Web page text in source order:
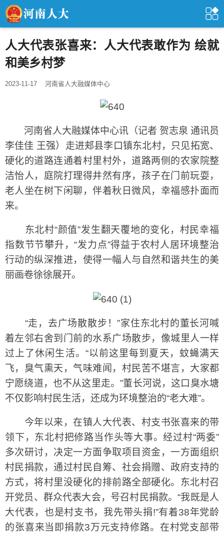
人大代表张喜来：人大代表敢作为 绘就
和美乡村梦
2023-11-17 河南省人大融媒体中心
河南省人大融媒体中心讯（记者 贺志泉 通讯员
李佳佳 王强）走进郏县李口镇东北村，只见拓宽、
硬化的道路连通着村里村外，道路两侧的农家院整
洁怡人，庭院打理得井然有序，孩子在门前玩耍，
老人坐在树下闲聊，伴着秋日微风，幸福感扑面而
来。
东北村“颜值”发生翻天覆地的变化，村民幸福
指数节节攀升，“发力点”得益于农村人居环境整治
行动的纵深推进，使得一幅人与自然和谐共生的美
丽画卷徐徐展开。
“走，去广场散散步！”家住东北村的董长河喊
着左邻右舍到门前的水系广场散步，像城里人一样
过上了休闲生活。“以前这里每到夏天，蚊蝇满天
飞，臭气熏天，气味难闻，村民苦不堪言，大家都
宁愿绕道，也不从这里走。”董长河说，这口臭水塘
不仅影响村民生活，还成为环境整治的“老大难”。
今年以来，在镇人大代表、村支书张喜来的带
领下，东北村把修路当作头等大事。经过村“两委”
多次研讨，决定一方面争取项目资金，一方面组织
村民捐款，通过村民自筹、社会捐赠、政府支持的
方式，将村里没硬化的排前路全部硬化。东北村召
开党员、群众代表大会，号召村民捐款。“我既是人
大代表，也是村支书，我先带头捐!”有着38年党龄
的张喜来当即捐款3万元支持修路。在村党支部带